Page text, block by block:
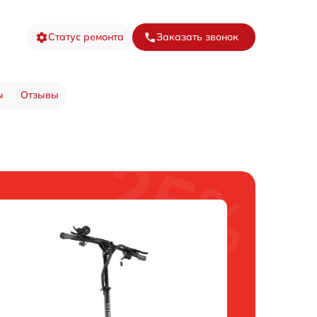
Статус ремонта Заказать звонок
Отзывы